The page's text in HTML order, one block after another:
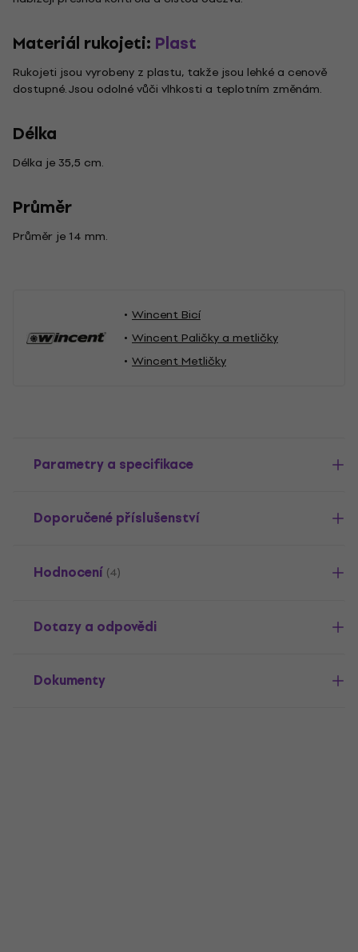
Materiál rukojeti: Plast
Rukojeti jsou vyrobeny z plastu, takže jsou lehké a cenově
dostupné. Jsou odolné vůči vlhkosti a teplotním změnám.
Délka
Délka je 35,5 cm.
Průměr
Průměr je 14 mm.
Wincent Bicí
Wincent Paličky a metličky
Wincent Metličky
Parametry a specifikace
Doporučené příslušenství
Hodnocení (4)
Dotazy a odpovědi
Dokumenty